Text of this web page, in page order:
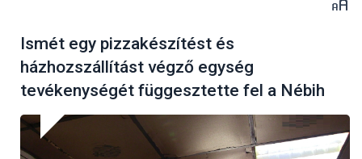
Ismét egy pizzakészítést és
házhozszállítást végző egység
tevékenységét függesztette fel a Nébih